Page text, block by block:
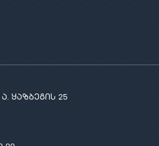
ყაზბეგის 25